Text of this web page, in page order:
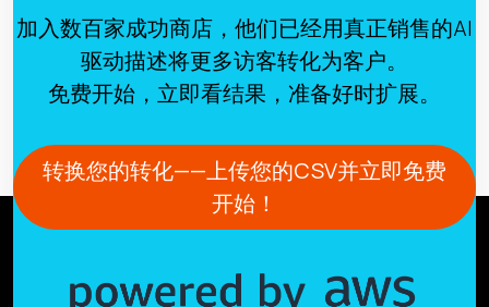
加入数百家成功商店，他们已经用真正销售的AI
驱动描述将更多访客转化为客户。
免费开始，立即看结果，准备好时扩展。
转换您的转化——上传您的CSV并立即免费
开始！